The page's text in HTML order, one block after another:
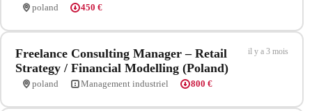
poland 450 €
Freelance Consulting Manager – Retail
Strategy / Financial Modelling (Poland)
il y a 3 mois
poland Management industriel 800 €